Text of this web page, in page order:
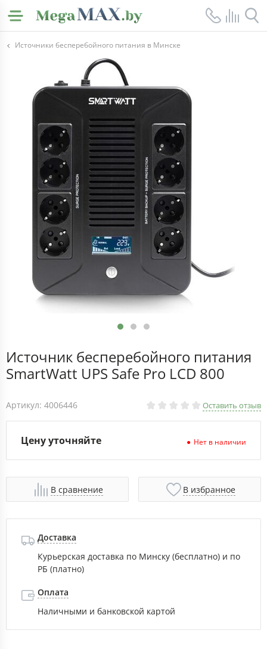
Источники бесперебойного питания в Минске
Источник бесперебойного питания
SmartWatt UPS Safe Pro LCD 800
Артикул: 4006446 Оставить отзыв
Цену уточняйте Нет в наличии
В сравнение В избранное
Доставка
Курьерская доставка по Минску (бесплатно) и по
РБ (платно)
Оплата
Наличными и банковской картой